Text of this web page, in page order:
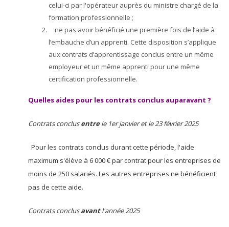
celui-ci par l'opérateur auprès du ministre chargé de la
formation professionnelle ;
ne pas avoir bénéficié une première fois de l’aide à
l’embauche d’un apprenti. Cette disposition s’applique
aux contrats d’apprentissage conclus entre un même
employeur et un même apprenti pour une même
certification professionnelle.
Quelles aides pour les contrats conclus auparavant ?
Contrats conclusentrele 1er janvier et le 23 février 2025
Pour les contrats conclus durant cette période, l'aide
maximum s'élève à 6 000 € par contrat pour les entreprises de
moins de 250 salariés. Les autres entreprises ne bénéficient
pas de cette aide.
Contrats conclusavantl'année 2025